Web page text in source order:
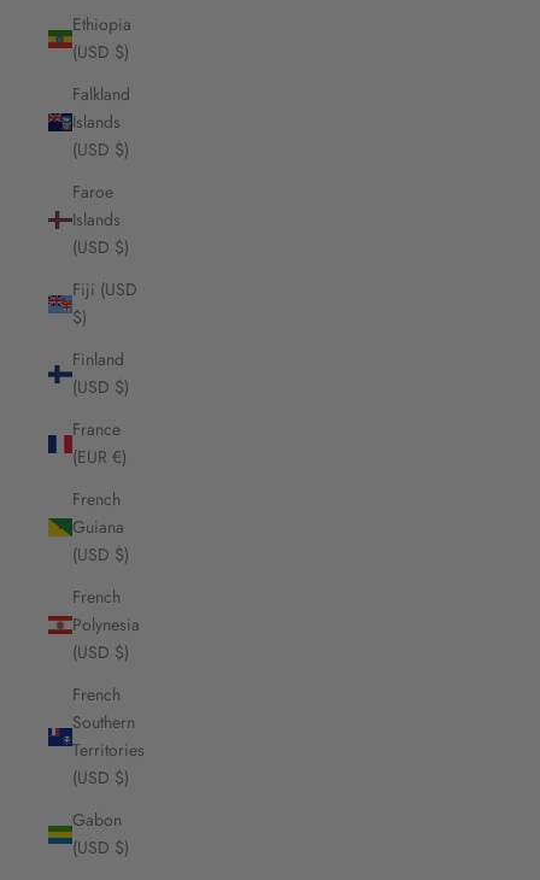
Ethiopia
(USD $)
Falkland
Islands
(USD $)
Faroe
Islands
(USD $)
Fiji (USD
$)
Finland
(USD $)
France
(EUR €)
French
Guiana
(USD $)
French
Polynesia
(USD $)
French
Southern
Territories
(USD $)
Gabon
(USD $)